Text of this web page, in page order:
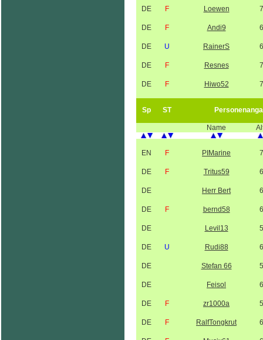
DE F Loewen
DE F Andi9
DE U RainerS
DE F Resnes
DE F Hiwo52
Sp ST
Name
EN F PIMarine
DE F Tritus59
DE Herr Bert
DE F bernd58
DE Levil13
DE U Rudi88
DE Stefan 66
DE Feisol
DE F zr1000a
DE F RalfTongkrut